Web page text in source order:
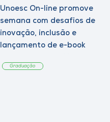
Unoesc On-line promove
semana com desafios de
inovação, inclusão e
lançamento de e-book
Graduação